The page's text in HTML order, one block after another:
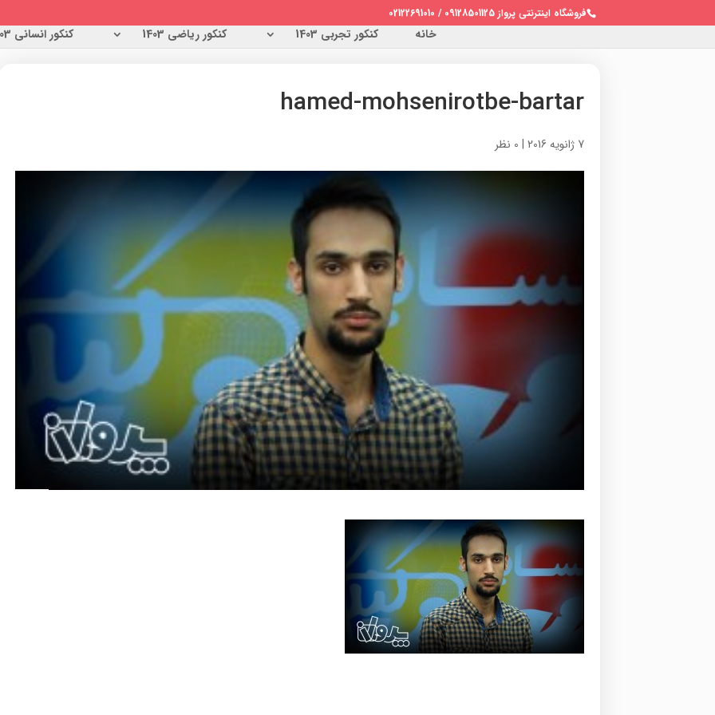
فروشگاه اینترنتی پرواز 09128501125 / 02122691010
خانه کنکور تجربی 1403 کنکور ریاضی 1403 کنکور انسانی 1403
hamed-mohsenirotbe-bartar
7 ژانویه 2016 | 0 نظر